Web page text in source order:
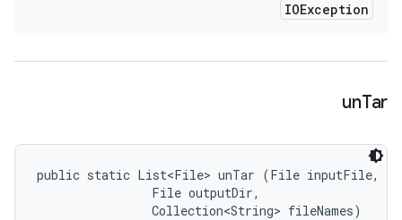
IOException
unTar
public static List<File> unTar (File inputFile,
                File outputDir,
                Collection<String> fileNames)